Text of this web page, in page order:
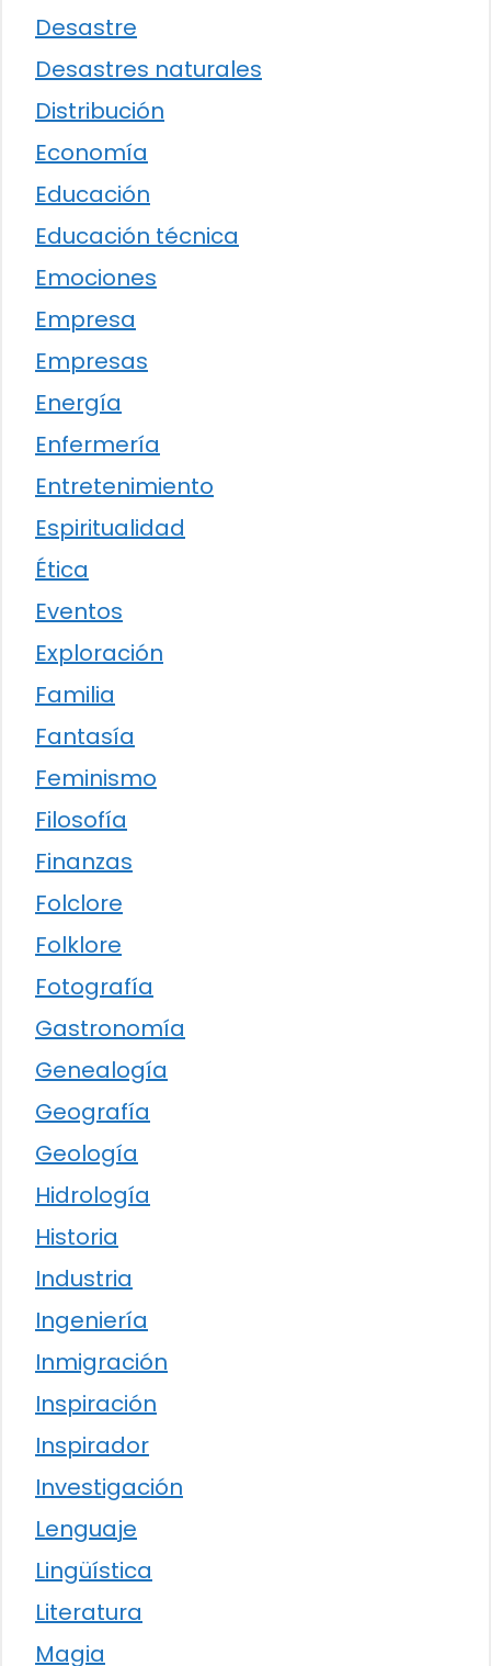
Desastre
Desastres naturales
Distribución
Economía
Educación
Educación técnica
Emociones
Empresa
Empresas
Energía
Enfermería
Entretenimiento
Espiritualidad
Ética
Eventos
Exploración
Familia
Fantasía
Feminismo
Filosofía
Finanzas
Folclore
Folklore
Fotografía
Gastronomía
Genealogía
Geografía
Geología
Hidrología
Historia
Industria
Ingeniería
Inmigración
Inspiración
Inspirador
Investigación
Lenguaje
Lingüística
Literatura
Magia